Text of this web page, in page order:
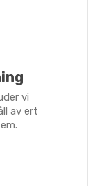
vi
av ert